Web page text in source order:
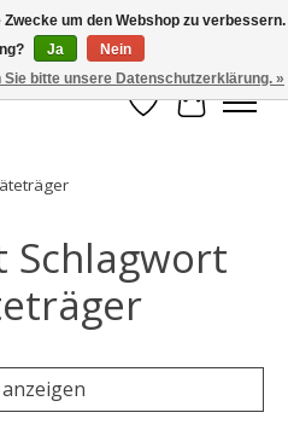
| Zubehör
Wunschzettel
Ihr
um den Webshop zu verbessern.
Ja
Nein
bitte unsere Datenschutzerklärung. »